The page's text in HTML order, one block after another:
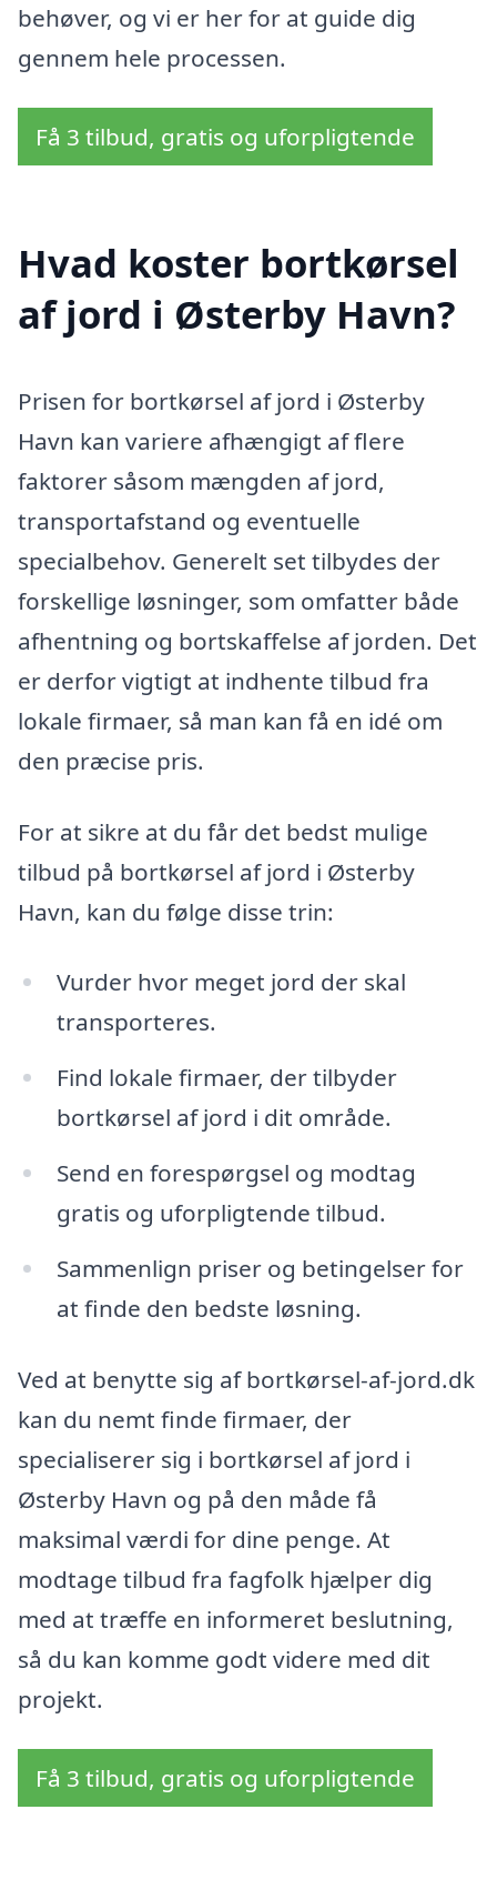
behøver, og vi er her for at guide dig
gennem hele processen.
Få 3 tilbud, gratis og uforpligtende
Hvad koster bortkørsel
af jord i Østerby Havn?
Prisen for bortkørsel af jord i Østerby
Havn kan variere afhængigt af flere
faktorer såsom mængden af jord,
transportafstand og eventuelle
specialbehov. Generelt set tilbydes der
forskellige løsninger, som omfatter både
afhentning og bortskaffelse af jorden. Det
er derfor vigtigt at indhente tilbud fra
lokale firmaer, så man kan få en idé om
den præcise pris.
For at sikre at du får det bedst mulige
tilbud på bortkørsel af jord i Østerby
Havn, kan du følge disse trin:
Vurder hvor meget jord der skal
transporteres.
Find lokale firmaer, der tilbyder
bortkørsel af jord i dit område.
Send en forespørgsel og modtag
gratis og uforpligtende tilbud.
Sammenlign priser og betingelser for
at finde den bedste løsning.
Ved at benytte sig af bortkørsel-af-jord.dk
kan du nemt finde firmaer, der
specialiserer sig i bortkørsel af jord i
Østerby Havn og på den måde få
maksimal værdi for dine penge. At
modtage tilbud fra fagfolk hjælper dig
med at træffe en informeret beslutning,
så du kan komme godt videre med dit
projekt.
Få 3 tilbud, gratis og uforpligtende